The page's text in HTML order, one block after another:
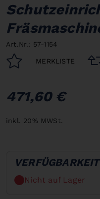
Art.Nr.: 57-1154
MERKLISTE
471,60 €
inkl. 20% MWSt.
VERFÜGBARKEIT
Nicht auf Lager